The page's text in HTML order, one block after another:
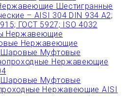
Шестигранные
– AISI 304 DIN 934 А2;
ГОСТ 5927; ISO 4032
Нержавеющие
Нержавеющие
Муфтовые
Нержавеющие
Муфтовые
Нержавеющие AISI